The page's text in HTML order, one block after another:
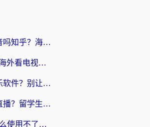
国外可以看央视影音吗知乎？海外党亲测有效的回国加速方案
海外党必看：选对“海外看电视剧软件”，再也不用愁国内剧刷不了
国外如何听国内音乐软件？别让地域限制，断了你的中文歌单
海外哪里能看奥运直播？留学生&海外华人必看的体育赛事观赛终极指南
12123交管在国外怎么使用不了？海外华人必看的无缝访问国内资源指南